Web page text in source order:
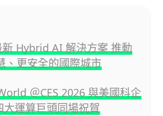
Hybrid AI 解決方案 推動
、更安全的國際城市
＠CES 2026 與美國科企
運算巨頭同場祝賀